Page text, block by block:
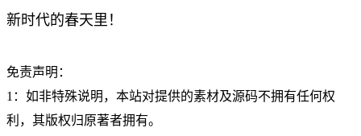
新时代的春天里！
免责声明：
1：如非特殊说明，本站对提供的素材及源码不拥有任何权
利，其版权归原著者拥有。